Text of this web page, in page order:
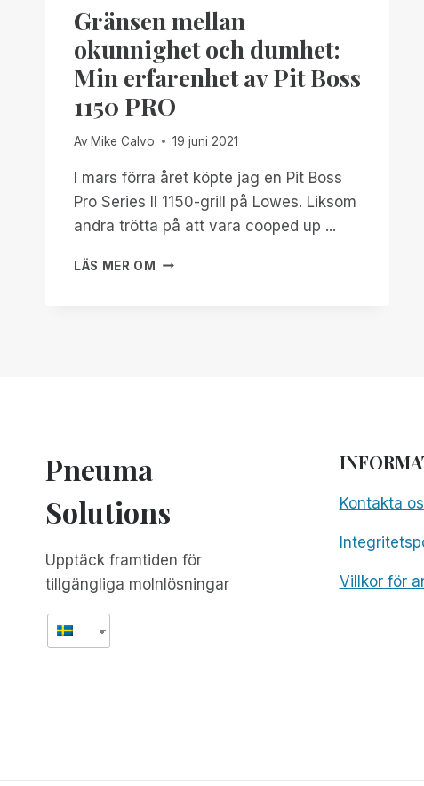
Gränsen mellan
okunnighet och dumhet:
Min erfarenhet av Pit Boss
1150 PRO
Av Mike Calvo 19 juni 2021
I mars förra året köpte jag en Pit Boss
Pro Series II 1150-grill på Lowes. Liksom
andra trötta på att vara cooped up ...
LÄS MER OM GRÄNSEN
Pneuma
Solutions
Upptäck framtiden för
tillgängliga molnlösningar
Kontakta
Villkor för